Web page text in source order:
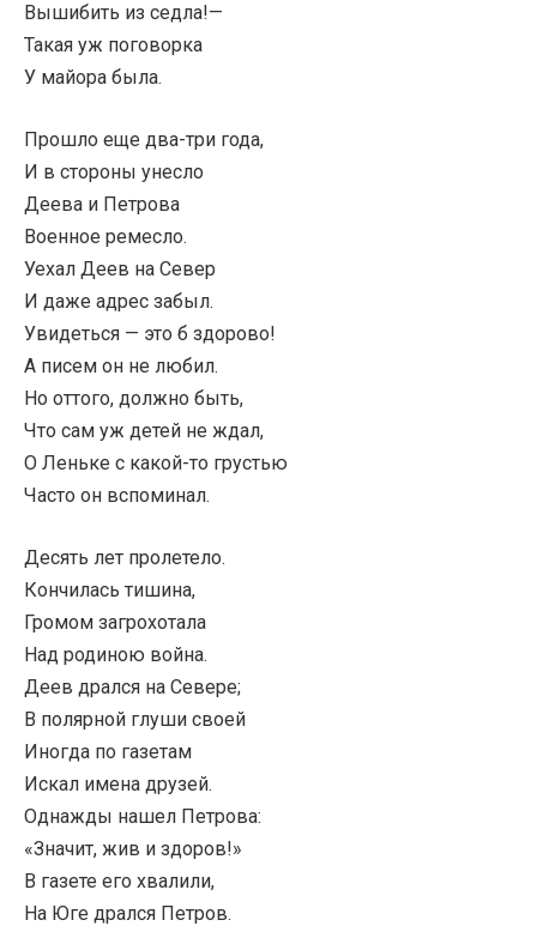
Вышибить из седла!—
Такая уж поговорка
У майора была.
Прошло еще два-три года,
И в стороны унесло
Деева и Петрова
Военное ремесло.
Уехал Деев на Север
И даже адрес забыл.
Увидеться — это б здорово!
А писем он не любил.
Но оттого, должно быть,
Что сам уж детей не ждал,
О Леньке с какой-то грустью
Часто он вспоминал.
Десять лет пролетело.
Кончилась тишина,
Громом загрохотала
Над родиною война.
Деев дрался на Севере;
В полярной глуши своей
Иногда по газетам
Искал имена друзей.
Однажды нашел Петрова:
«Значит, жив и здоров!»
В газете его хвалили,
На Юге дрался Петров.